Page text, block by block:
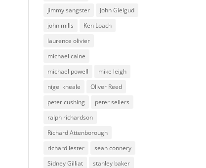
jimmy sangster
John Gielgud
john mills
Ken Loach
laurence olivier
michael caine
michael powell
mike leigh
nigel kneale
Oliver Reed
peter cushing
peter sellers
ralph richardson
Richard Attenborough
richard lester
sean connery
Sidney Gilliat
stanley baker